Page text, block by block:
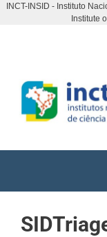
INCT-INSID - Instituto
Institute